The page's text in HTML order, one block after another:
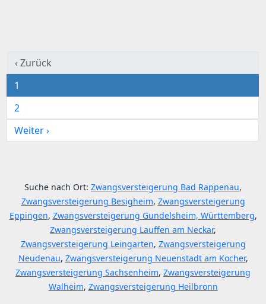
‹ Zurück
1
2
Weiter ›
Suche nach Ort: Zwangsversteigerung Bad Rappenau,
Zwangsversteigerung Besigheim, Zwangsversteigerung
Eppingen, Zwangsversteigerung Gundelsheim, Württemberg,
Zwangsversteigerung Lauffen am Neckar,
Zwangsversteigerung Leingarten, Zwangsversteigerung
Neudenau, Zwangsversteigerung Neuenstadt am Kocher,
Zwangsversteigerung Sachsenheim, Zwangsversteigerung
Walheim, Zwangsversteigerung Heilbronn